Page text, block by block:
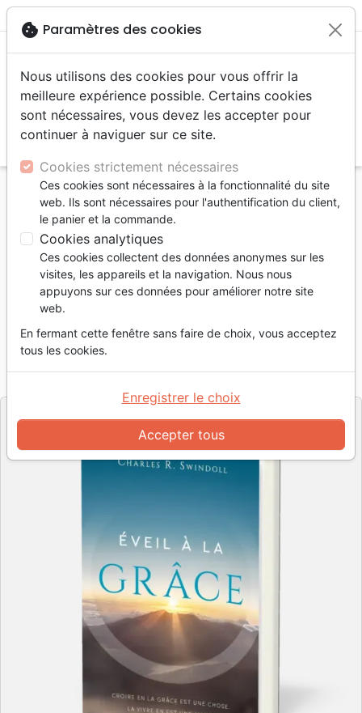
menu
Accueil Livres Edification
Croissance spirituelle
Éveil à la grâce - Croire en la grâce est une chose,
la vivre en est une autre
Éveil à la grâce
Croire en la grâce est une chose, la vivre
en est une autre
Auteur :Charles R. Swindoll
cookie Paramètres des cookies
Nous utilisons des cookies pour vous offrir la
meilleure expérience possible. Certains cookies
sont nécessaires, vous devez les accepter pour
continuer à naviguer sur ce site.
Cookies strictement nécessaires
Ces cookies sont nécessaires à la fonctionnalité du site
web. Ils sont nécessaires pour l'authentification du client,
le panier et la commande.
Cookies analytiques
Ces cookies collectent des données anonymes sur les
visites, les appareils et la navigation. Nous nous
appuyons sur ces données pour améliorer notre site
web.
En fermant cette fenêtre sans faire de choix, vous acceptez
tous les cookies.
Accepter tous
Enregistrer le choix